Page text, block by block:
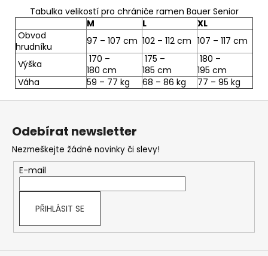
Tabulka velikostí pro chrániče ramen Bauer Senior
M
L
XL
Obvod
hrudníku
97 – 107 cm 102 – 112 cm 107 – 117 cm
Výška
170 –
180 cm
175 –
185 cm
180 –
195 cm
Váha
59 – 77 kg 68 – 86 kg 77 – 95 kg
Z
Odebírat newsletter
Nezmeškejte žádné novinky či slevy!
E-mail
PŘIHLÁSIT SE